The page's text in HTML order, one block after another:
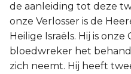
de aanleiding tot deze
onze Verlosser is de
Heilige Israëls. Hij is onze
bloedwreker het
zich neemt. Hij heeft